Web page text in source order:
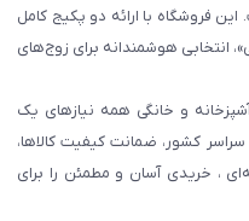
فروشگاه با ارائه دو پکیج کامل
انتخابی هوشمندانه برای زوج‌های
و خانگی همه نیازهای یک
کشور، ضمانت کیفیت کالاها،
، خریدی آسان و مطمئن را برای